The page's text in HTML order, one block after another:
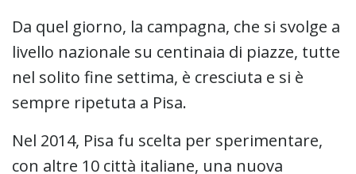
Da quel giorno, la campagna, che si svolge a
livello nazionale su centinaia di piazze, tutte
nel solito fine settima, è cresciuta e si è
sempre ripetuta a Pisa.
Nel 2014, Pisa fu scelta per sperimentare,
con altre 10 città italiane, una nuova